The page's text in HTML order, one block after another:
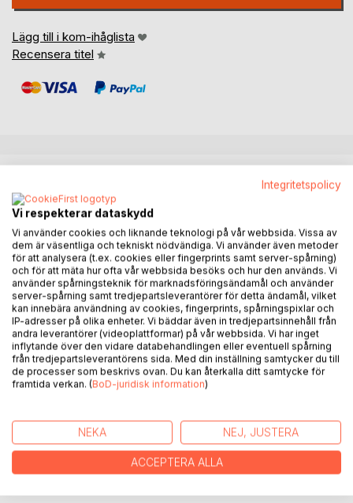
Lägg till i kom-ihåglista
Recensera titel
Yuusuf och gänget är en berättelse om en ung mans väg
från första klass i skolan till en ledande person inom ett
kriminellt ungdomsgäng.
Han hamnar i en ond cirkel av droger och våld.
Ungdomsåren präglas i hög grad av gängkrig, hämnd och
många stora problem.
Även om han är en framgångsrik gangster, så skulle han
gärna leva ett annat liv. En rad tragiska och våldsamma
händelser gör att han skulle vilja radera en del av sitt liv. Det
visar sig vara svårt att dra sig ur gänget.
Boken utspelar sig i hög grad i utkanterna av Eskilstuna.
FÖRFATTARE
KOMMENTARER I PRESSEN
Integritetspolicy
Vi respekterar dataskydd
Vi använder cookies och liknande teknologi på vår webbsida. Vissa av
dem är väsentliga och tekniskt nödvändiga. Vi använder även metoder
för att analysera (t.ex. cookies eller fingerprints samt server-spårning)
och för att mäta hur ofta vår webbsida besöks och hur den används. Vi
använder spårningsteknik för marknadsföringsändamål och använder
server-spårning samt tredjepartsleverantörer för detta ändamål, vilket
kan innebära användning av cookies, fingerprints, spårningspixlar och
IP-adresser på olika enheter. Vi bäddar även in tredjepartsinnehåll från
andra leverantörer (videoplattformar) på vår webbsida. Vi har inget
inflytande över den vidare databehandlingen eller eventuell spårning
från tredjepartsleverantörens sida. Med din inställning samtycker du till
de processer som beskrivs ovan. Du kan återkalla ditt samtycke för
framtida verkan. (BoD-juridisk information)
NEKA NEJ, JUSTERA
ACCEPTERA ALLA